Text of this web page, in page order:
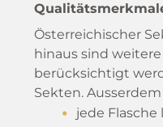
Österreichischer
hinaus sind
berücksichtigt
Sekten.
jede